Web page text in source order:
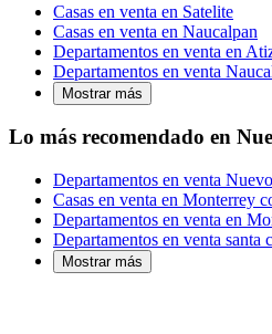
Casas en venta en Satelite
Casas en venta en Naucalpan
Departamentos en venta en
Departamentos en venta
Mostrar más
Lo más recomendado en
Departamentos en venta
Casas en venta en Monterrey
Departamentos en venta en
Departamentos en venta santa
Mostrar más